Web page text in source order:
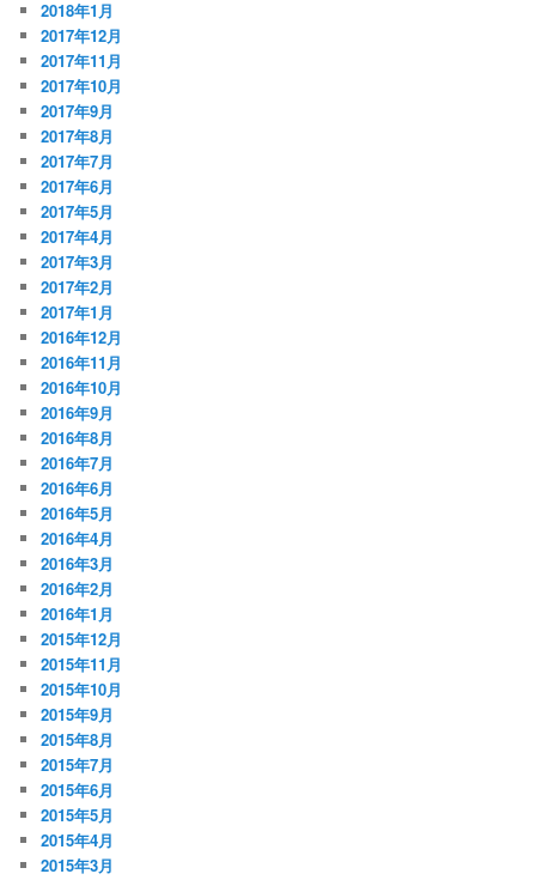
2018年1月
2017年12月
2017年11月
2017年10月
2017年9月
2017年8月
2017年7月
2017年6月
2017年5月
2017年4月
2017年3月
2017年2月
2017年1月
2016年12月
2016年11月
2016年10月
2016年9月
2016年8月
2016年7月
2016年6月
2016年5月
2016年4月
2016年3月
2016年2月
2016年1月
2015年12月
2015年11月
2015年10月
2015年9月
2015年8月
2015年7月
2015年6月
2015年5月
2015年4月
2015年3月